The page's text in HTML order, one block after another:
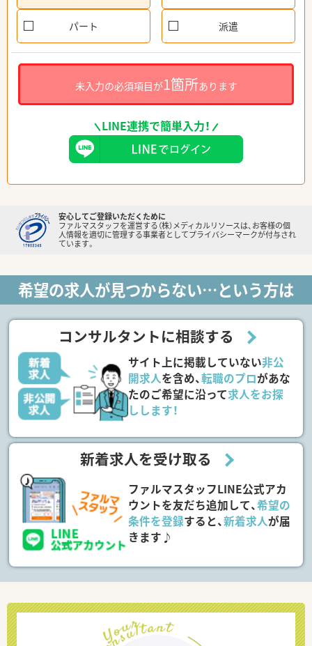
パート 派遣
未入力の必須項目が1箇所あります
LINE連携で簡単入力！
安心してご登録いただくために
ファルマスタッフを運営する（株）メディカルリソースは、お客様の個
人情報を適切に管理する事業者としてプライバシーマークが付与され
ています。
希望の求人が見つからない…という方は
コンサルタントに相談する
サイト上に掲載していない非公
開求人を含め、転職のプロがあな
たのご希望に沿って求人をお探
しします！
新着求人を受け取る
ファルマスタッフLINE公式アカ
ウントを友だち追加して、希望の
条件を登録すると、新着求人が届
きます♪